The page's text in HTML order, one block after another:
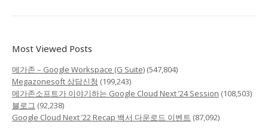
Most Viewed Posts
메가존 – Google Workspace (G Suite) (547,804)
Megazonesoft 상담신청 (199,243)
메가존소프트가 이야기하는 Google Cloud Next ’24 Session (108,503)
블로그 (92,238)
Google Cloud Next ’22 Recap 백서 다운로드 이벤트 (87,092)